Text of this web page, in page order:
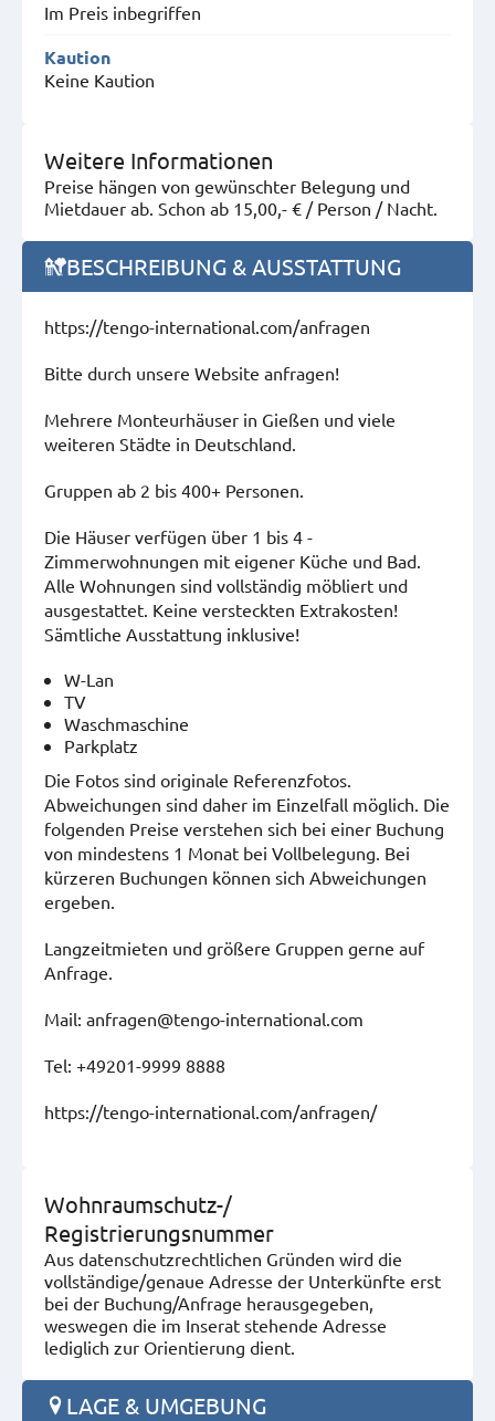
Im Preis inbegriffen
Kaution
Keine Kaution
Weitere Informationen
Preise hängen von gewünschter Belegung und
Mietdauer ab. Schon ab 15,00,- € / Person / Nacht.
BESCHREIBUNG & AUSSTATTUNG
https://tengo-international.com/anfragen
Bitte durch unsere Website anfragen!
Mehrere Monteurhäuser in Gießen und viele
weiteren Städte in Deutschland.
Gruppen ab 2 bis 400+ Personen.
Die Häuser verfügen über 1 bis 4 -
Zimmerwohnungen mit eigener Küche und Bad.
Alle Wohnungen sind vollständig möbliert und
ausgestattet. Keine versteckten Extrakosten!
Sämtliche Ausstattung inklusive!
W-Lan
TV
Waschmaschine
Parkplatz
Die Fotos sind originale Referenzfotos.
Abweichungen sind daher im Einzelfall möglich. Die
folgenden Preise verstehen sich bei einer Buchung
von mindestens 1 Monat bei Vollbelegung. Bei
kürzeren Buchungen können sich Abweichungen
ergeben.
Langzeitmieten und größere Gruppen gerne auf
Anfrage.
Mail: anfragen@tengo-international.com
Tel: +49201-9999 8888
https://tengo-international.com/anfragen/
Wohnraumschutz-/
Registrierungsnummer
Aus datenschutzrechtlichen Gründen wird die
vollständige/genaue Adresse der Unterkünfte erst
bei der Buchung/Anfrage herausgegeben,
weswegen die im Inserat stehende Adresse
lediglich zur Orientierung dient.
LAGE & UMGEBUNG